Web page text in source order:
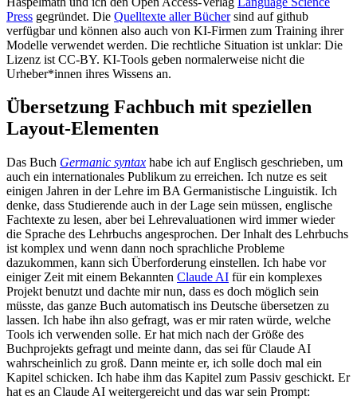
Press gegründet. Die Quelltexte aller Büchersind auf github
verfügbar und können also auch von KI-Firmen zum Training ihrer
Modelle verwendet werden. Die rechtliche Situation ist unklar: Die
Lizenz ist CC-BY. KI-Tools geben normalerweise nicht die
Urheber*innen ihres Wissens an.
Übersetzung Fachbuch mit speziellen
Layout-Elementen
Das Buch Germanic syntax habe ich auf Englisch geschrieben, um
auch ein internationales Publikum zu erreichen. Ich nutze es seit
einigen Jahren in der Lehre im BA Germanistische Linguistik. Ich
denke, dass Studierende auch in der Lage sein müssen, englische
Fachtexte zu lesen, aber bei Lehrevaluationen wird immer wieder
die Sprache des Lehrbuchs angesprochen. Der Inhalt des Lehrbuchs
ist komplex und wenn dann noch sprachliche Probleme
dazukommen, kann sich Überforderung einstellen. Ich habe vor
einiger Zeit mit einem Bekannten Claude AI für ein komplexes
Projekt benutzt und dachte mir nun, dass es doch möglich sein
müsste, das ganze Buch automatisch ins Deutsche übersetzen zu
lassen. Ich habe ihn also gefragt, was er mir raten würde, welche
Tools ich verwenden solle. Er hat mich nach der Größe des
Buchprojekts gefragt und meinte dann, das sei für Claude AI
wahrscheinlich zu groß. Dann meinte er, ich solle doch mal ein
Kapitel schicken. Ich habe ihm das Kapitel zum Passiv geschickt. Er
hat es an Claude AI weitergereicht und das war sein Prompt: